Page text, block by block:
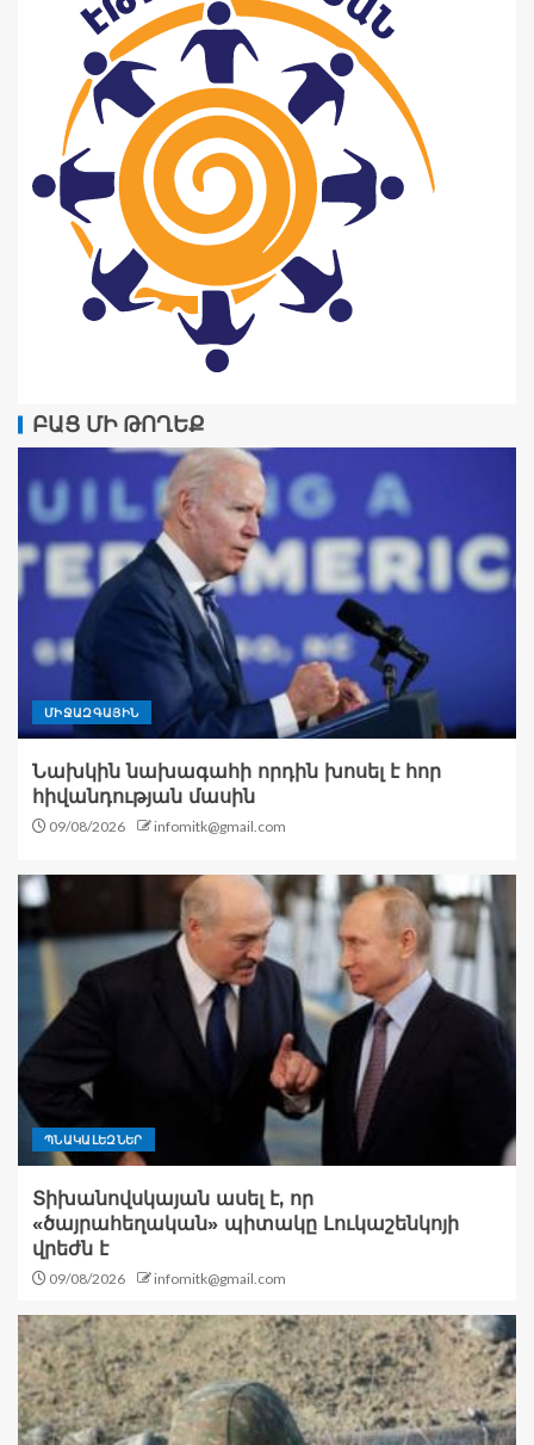
ԲԱՑ ՄԻ ԹՈՂԵՔ
ՄԻՋԱԶԳԱՅԻՆ
Նախկին նախագահի որդին խոսել է հոր
հիվանդության մասին
09/08/2026 infomitk@gmail.com
ՊՆԱԿԱԼԵԶՆԵՐ
Տիխանովսկայան ասել է, որ
«ծայրահեղական» պիտակը Լուկաշենկոյի
վրեժն է
09/08/2026 infomitk@gmail.com